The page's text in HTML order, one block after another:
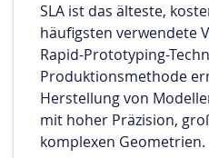
SLA ist das älteste,
häufigsten verwendete
Rapid-Prototyping-
Produktionsmethode
Herstellung von
mit hoher Präzision,
komplexen Geometrien.